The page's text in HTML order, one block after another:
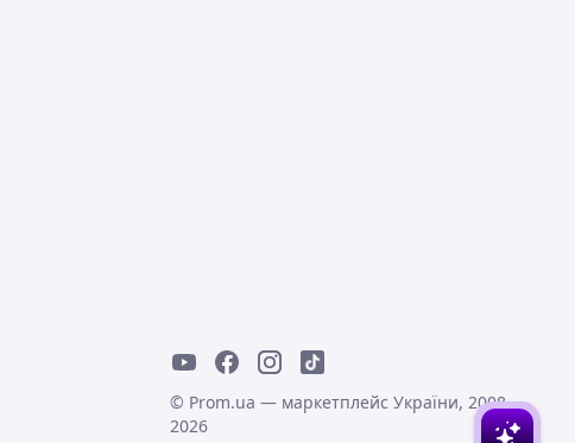
© Prom.ua — маркетплейс України, 2008-
2026